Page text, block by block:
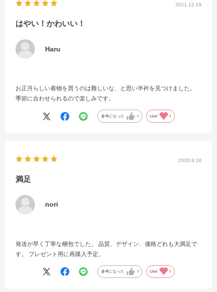
2021.12.19
はやい！かわいい！
Haru
お正月らしい着物を買うのは難しいな、と思い半衿を見つけました。
季節に合わせられるので楽しみです。
参考になった 0 Like! 0
2020.9.18
満足
nori
発送が早く丁寧な梱包でした。 品質、デザイン、価格どれも大満足で
す。 プレゼント用に再購入予定。
参考になった 0 Like! 0